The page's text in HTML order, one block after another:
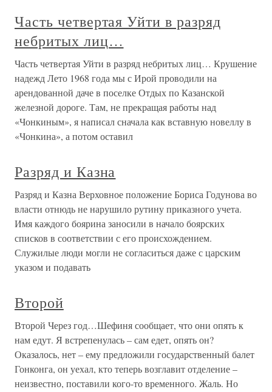
Часть четвертая Уйти в разряд
небритых лиц…
Часть четвертая Уйти в разряд небритых лиц… Крушение
надежд Лето 1968 года мы с Ирой проводили на
арендованной даче в поселке Отдых по Казанской
железной дороге. Там, не прекращая работы над
«Чонкиным», я написал сначала как вставную новеллу в
«Чонкина», а потом оставил
Разряд и Казна
Разряд и Казна Верховное положение Бориса Годунова во
власти отнюдь не нарушило рутину приказного учета.
Имя каждого боярина заносили в начало боярских
списков в соответствии с его происхождением.
Служилые люди могли не согласиться даже с царским
указом и подавать
Второй
Второй Через год…Шефиня сообщает, что они опять к
нам едут. Я встрепенулась – сам едет, опять он?
Оказалось, нет – ему предложили государственный балет
Гонконга, он уехал, кто теперь возглавит отделение –
неизвестно, поставили кого-то временного. Жаль. Но